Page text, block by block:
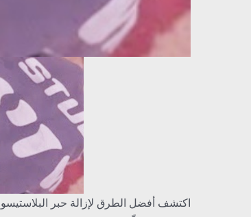
اكتشف أفضل الطرق لإزالة حبر